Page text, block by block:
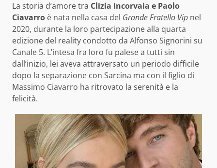
La storia d’amore tra Clizia Incorvaia e Paolo
Ciavarro è nata nella casa del Grande Fratello Vip nel
2020, durante la loro partecipazione alla quarta
edizione del reality condotto da Alfonso Signorini su
Canale 5. L’intesa fra loro fu palese a tutti sin
dall’inizio, lei aveva attraversato un periodo difficile
dopo la separazione con Sarcina ma con il figlio di
Massimo Ciavarro ha ritrovato la serenità e la
felicità.